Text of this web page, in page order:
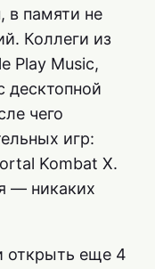
в памяти не
Коллеги из
Play Music,
десктопной
чего
игр:
Kombat X.
— никаких
открыть еще 4